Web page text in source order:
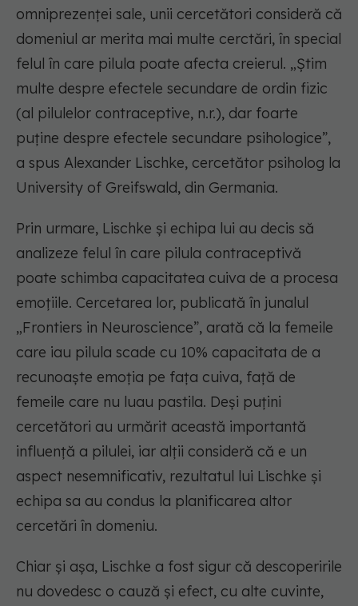
omniprezenței sale, unii cercetători consideră că
domeniul ar merita mai multe cerctări, în special
felul în care pilula poate afecta creierul. „Știm
multe despre efectele secundare de ordin fizic
(al pilulelor contraceptive, n.r.), dar foarte
puține despre efectele secundare psihologice”,
a spus Alexander Lischke, cercetător psiholog la
University of Greifswald, din Germania.
Prin urmare, Lischke și echipa lui au decis să
analizeze felul în care pilula contraceptivă
poate schimba capacitatea cuiva de a procesa
emoțiile. Cercetarea lor, publicată în junalul
„Frontiers in Neuroscience”, arată că la femeile
care iau pilula scade cu 10% capacitata de a
recunoaște emoția pe fața cuiva, față de
femeile care nu luau pastila. Deși puțini
cercetători au urmărit această importantă
influență a pilulei, iar alții consideră că e un
aspect nesemnificativ, rezultatul lui Lischke și
echipa sa au condus la planificarea altor
cercetări în domeniu.
Chiar și așa, Lischke a fost sigur că descoperirile
nu dovedesc o cauză și efect, cu alte cuvinte,